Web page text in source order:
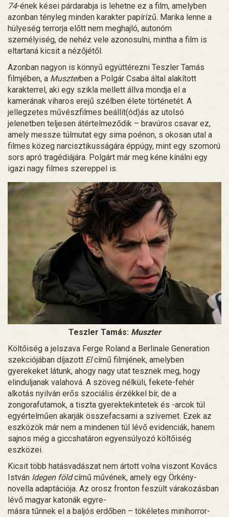
74-ének kései párdarabja is lehetne ez a film, amelyben
azonban tényleg minden karakter papírízű. Marika lenne a
hülyeség terrorja előtt nem meghajló, autonóm
személyiség, de nehéz vele azonosulni, mintha a film is
eltartaná kicsit a nézőjétől.
Azonban nagyon is könnyű együttérezni Teszler Tamás
filmjében, a Muszterben a Polgár Csaba által alakított
karakterrel, aki egy szikla mellett állva mondja el a
kamerának viharos erejű szélben élete történetét. A
jellegzetes művészfilmes beállít(ód)ás az utolsó
jelenetben teljesen átértelmeződik – bravúros csavar ez,
amely messze túlmutat egy sima poénon, s okosan utal a
filmes közeg narcisztikusságára éppúgy, mint egy szomorú
sors apró tragédiájára. Polgárt már meg kéne kínálni egy
igazi nagy filmes szereppel is.
Teszler Tamás: Muszter
Költőiség a jelszava Ferge Roland a Berlinale Generation
szekciójában díjazott Elcímű filmjének, amelyben
gyerekeket látunk, ahogy nagy utat tesznek meg, hogy
elinduljanak valahová. A szöveg nélküli, fekete-fehér
alkotás nyilván erős szociális érzékkel bír, de a
zongorafutamok, a tiszta gyerektekintetek és -arcok túl
egyértelműen akarják összefacsarni a szívemet. Ezek az
eszközök már nem a mindenen túl lévő evidenciák, hanem
sajnos még a giccshatáron egyensúlyozó költőiség
eszközei.
Kicsit több hatásvadászat nem ártott volna viszont Kovács
István Idegen földcímű művének, amely egy Örkény-
novella adaptációja. Az orosz fronton feszült várakozásban
lévő magyar katonák egyre-
másra tűnnek el a baljós erdőben – tökéletes minihorror-